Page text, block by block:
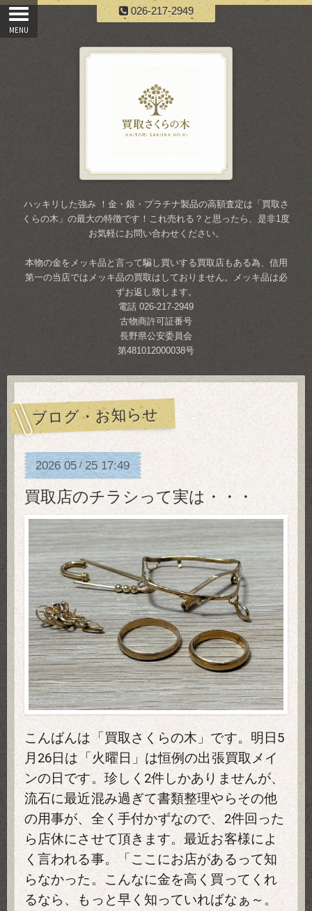
026-217-2949
ハッキリした強み ！金・銀・プラチナ製品の高額査定は「買取さ
くらの木」の最大の特徴です！これ売れる？と思ったら、是非1度
お気軽にお問い合わせください。
本物の金をメッキ品と言って騙し買いする買取店もある為、信用
第一の当店ではメッキ品の買取はしておりません。メッキ品は必
ずお返し致します。
電話 026-217-2949
古物商許可証番号
長野県公安委員会
第481012000038号
ブログ・お知らせ
2026 05/25 17:49
買取店のチラシって実は・・・
こんばんは「買取さくらの木」です。明日5
月26日は「火曜日」は恒例の出張買取メイ
ンの日です。珍しく2件しかありませんが、
流石に最近混み過ぎて書類整理やらその他
の用事が、全く手付かずなので、2件回った
ら店休にさせて頂きます。最近お客様によ
く言われる事。「ここにお店があるって知
らなかった。こんなに金を高く買ってくれ
るなら、もっと早く知っていればなぁ～。